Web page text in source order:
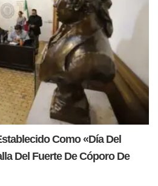
Como «Día Del
Del Fuerte De Cóporo De